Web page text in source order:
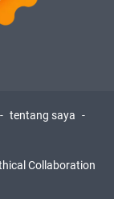
tentang saya
Collaboration